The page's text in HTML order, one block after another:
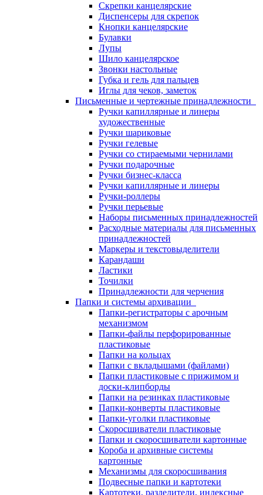
Скрепки канцелярские
Диспенсеры для скрепок
Кнопки канцелярские
Булавки
Лупы
Шило канцелярское
Звонки настольные
Губка и гель для пальцев
Иглы для чеков, заметок
Письменные и чертежные принадлежности
Ручки капиллярные и линеры
художественные
Ручки шариковые
Ручки гелевые
Ручки со стираемыми чернилами
Ручки подарочные
Ручки бизнес-класса
Ручки капиллярные и линеры
Ручки-роллеры
Ручки перьевые
Наборы письменных принадлежностей
Расходные материалы для письменных
принадлежностей
Маркеры и текстовыделители
Карандаши
Ластики
Точилки
Принадлежности для черчения
Папки и системы архивации
Папки-регистраторы с арочным
механизмом
Папки-файлы перфорированные
пластиковые
Папки на кольцах
Папки с вкладышами (файлами)
Папки пластиковые с прижимом и
доски-клипборды
Папки на резинках пластиковые
Папки-конверты пластиковые
Папки-уголки пластиковые
Скоросшиватели пластиковые
Папки и скоросшиватели картонные
Короба и архивные системы
картонные
Механизмы для скоросшивания
Подвесные папки и картотеки
Картотеки, разделители, индексные